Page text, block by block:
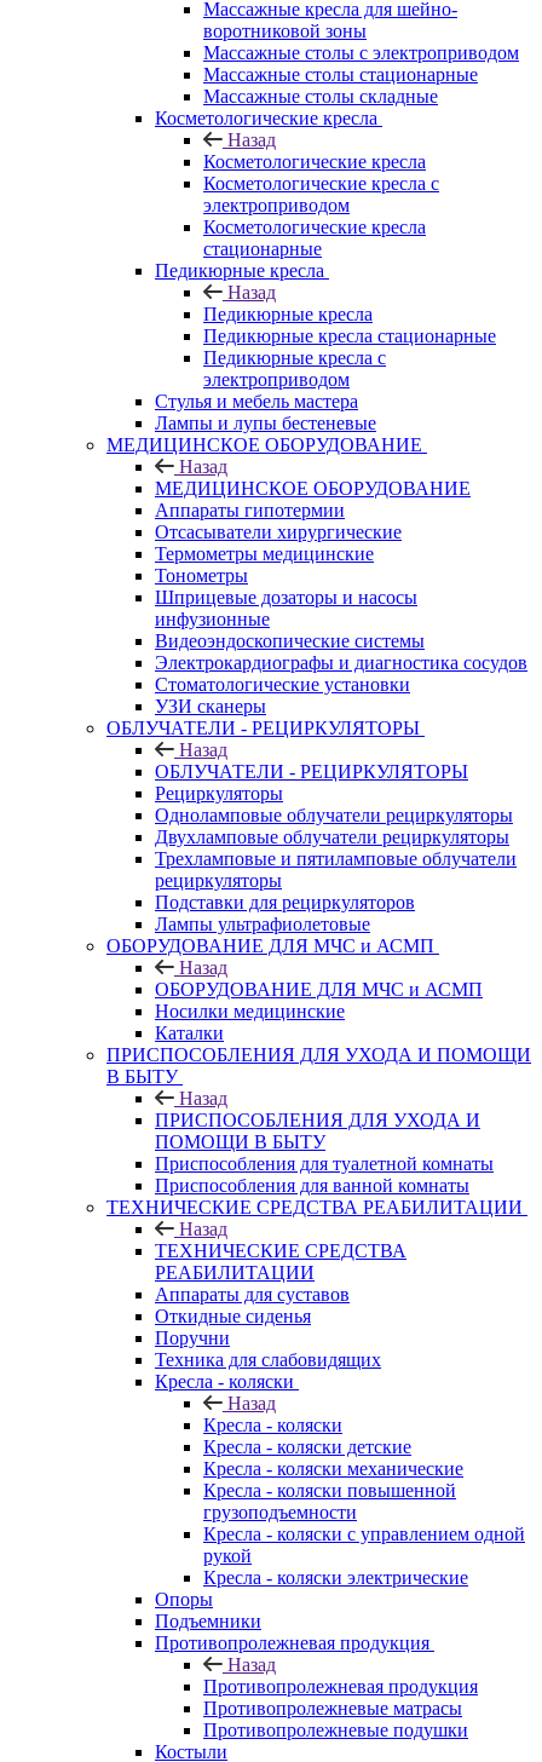
Массажные кресла для шейно-
воротниковой зоны
Массажные столы с электроприводом
Массажные столы стационарные
Массажные столы складные
Косметологические кресла
Назад
Косметологические кресла
Косметологические кресла с
электроприводом
Косметологические кресла
стационарные
Педикюрные кресла
Назад
Педикюрные кресла
Педикюрные кресла стационарные
Педикюрные кресла с
электроприводом
Стулья и мебель мастера
Лампы и лупы бестеневые
МЕДИЦИНСКОЕ ОБОРУДОВАНИЕ
Назад
МЕДИЦИНСКОЕ ОБОРУДОВАНИЕ
Аппараты гипотермии
Отсасыватели хирургические
Термометры медицинские
Тонометры
Шприцевые дозаторы и насосы
инфузионные
Видеоэндоскопические системы
Электрокардиографы и диагностика сосудов
Стоматологические установки
УЗИ сканеры
ОБЛУЧАТЕЛИ - РЕЦИРКУЛЯТОРЫ
Назад
ОБЛУЧАТЕЛИ - РЕЦИРКУЛЯТОРЫ
Рециркуляторы
Одноламповые облучатели рециркуляторы
Двухламповые облучатели рециркуляторы
Трехламповые и пятиламповые облучатели
рециркуляторы
Подставки для рециркуляторов
Лампы ультрафиолетовые
ОБОРУДОВАНИЕ ДЛЯ МЧС и АСМП
Назад
ОБОРУДОВАНИЕ ДЛЯ МЧС и АСМП
Носилки медицинские
Каталки
ПРИСПОСОБЛЕНИЯ ДЛЯ УХОДА И ПОМОЩИ
В БЫТУ
Назад
ПРИСПОСОБЛЕНИЯ ДЛЯ УХОДА И
ПОМОЩИ В БЫТУ
Приспособления для туалетной комнаты
Приспособления для ванной комнаты
ТЕХНИЧЕСКИЕ СРЕДСТВА РЕАБИЛИТАЦИИ
Назад
ТЕХНИЧЕСКИЕ СРЕДСТВА
РЕАБИЛИТАЦИИ
Аппараты для суставов
Откидные сиденья
Поручни
Техника для слабовидящих
Кресла - коляски
Назад
Кресла - коляски
Кресла - коляски детские
Кресла - коляски механические
Кресла - коляски повышенной
грузоподъемности
Кресла - коляски с управлением одной
рукой
Кресла - коляски электрические
Опоры
Подъемники
Противопролежневая продукция
Назад
Противопролежневая продукция
Противопролежневые матрасы
Противопролежневые подушки
Костыли